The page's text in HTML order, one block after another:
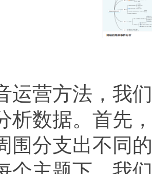
运营方法，我
析数据。首先
围分支出不同